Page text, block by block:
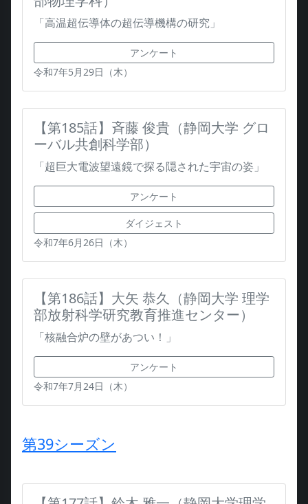
「高温超伝導体の超伝導機構の研究」
アンケート
令和7年5月29日（木）
【第185話】斉藤 俊貴（静岡大学 グロ
ーバル共創科学部）
「超巨大電波望遠鏡で探る隠された宇宙の姿」
アンケート
ダイジェスト
令和7年6月26日（木）
【第186話】大矢 恭久（静岡大学 理学
部放射科学研究教育推進センター）
「核融合炉の壁があつい！」
アンケート
令和7年7月24日（木）
第39シーズン